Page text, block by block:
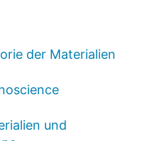
der Materialien
und